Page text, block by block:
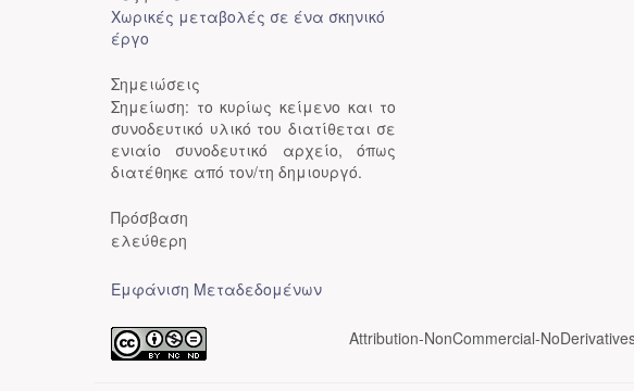
Χωρικές μεταβολές σε ένα σκηνικό
έργο
Σημειώσεις
Σημείωση: το κυρίως κείμενο και το
συνοδευτικό υλικό του διατίθεται σε
ενιαίο συνοδευτικό αρχείο, όπως
διατέθηκε από τον/τη δημιουργό.
Πρόσβαση
ελεύθερη
Εμφάνιση Μεταδεδομένων
Attribution-NonCommercial-